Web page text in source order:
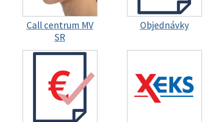
Call centrum MV
SR
Objednávky